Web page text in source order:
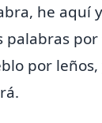
he aquí
palabras por
por leños,